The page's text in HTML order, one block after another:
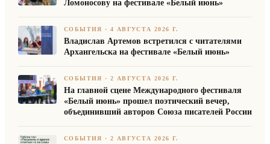
Ломоносову на фестивале «Белый июнь»
СОБЫТИЯ ·4 АВГУСТА 2026 Г.
Владислав Артемов встретился с читателями
Архангельска на фестивале «Белый июнь»
СОБЫТИЯ ·2 АВГУСТА 2026 Г.
На главной сцене Международного фестиваля
«Белый июнь» прошел поэтический вечер,
объединивший авторов Союза писателей России
СОБЫТИЯ ·2 АВГУСТА 2026 Г.